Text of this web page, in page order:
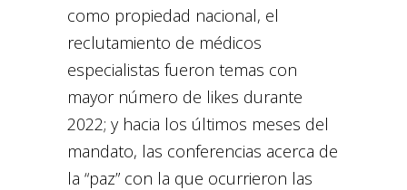
como propiedad nacional, el
reclutamiento de médicos
especialistas fueron temas con
mayor número de likes durante
2022; y hacia los últimos meses del
mandato, las conferencias acerca de
la “paz” con la que ocurrieron las